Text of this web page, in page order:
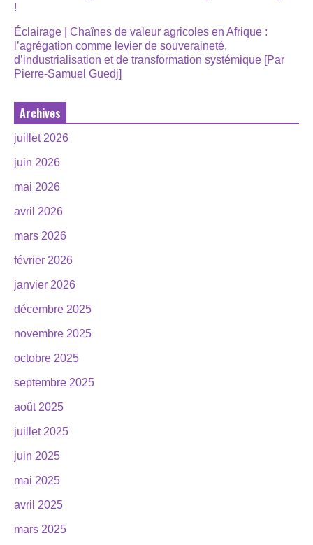
!
Éclairage | Chaînes de valeur agricoles en Afrique :
l’agrégation comme levier de souveraineté,
d’industrialisation et de transformation systémique [Par
Pierre-Samuel Guedj]
Archives
juillet 2026
juin 2026
mai 2026
avril 2026
mars 2026
février 2026
janvier 2026
décembre 2025
novembre 2025
octobre 2025
septembre 2025
août 2025
juillet 2025
juin 2025
mai 2025
avril 2025
mars 2025